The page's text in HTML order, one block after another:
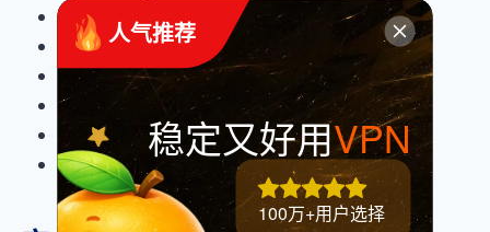
CentOS Web Panel
Virtualmin
LEMP
Virtual Composer
LAMP Stack
CPV Lab
人气推荐
稳定又好用VPN
100万+用户选择